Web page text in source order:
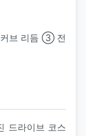
브 리듬 ③ 전
드라이브 코스